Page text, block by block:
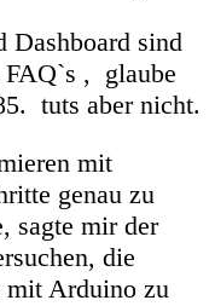
Dashboard sind
, glaube
tuts aber nicht.
mit
genau zu
sagte mir der
die
mit Arduino zu